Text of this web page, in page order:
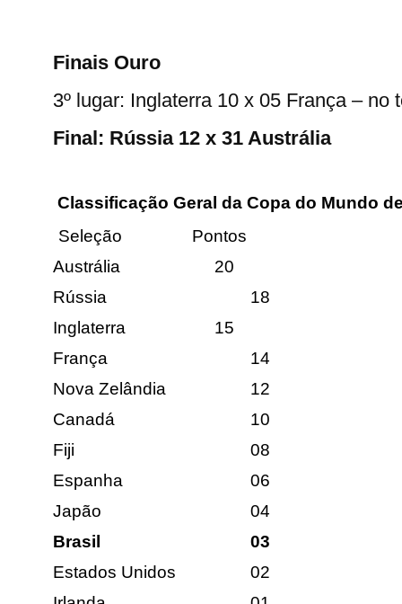
Finais Ouro
3º lugar: Inglaterra 10 x 05 França – no
Final: Rússia 12 x 31 Austrália
Classificação Geral da Copa do Mundo
Seleção
Pontos
Austrália
20
Rússia
18
Inglaterra
15
França
14
Nova Zelândia
12
Canadá
10
Fiji
08
Espanha
06
Japão
04
Brasil
03
Estados Unidos
02